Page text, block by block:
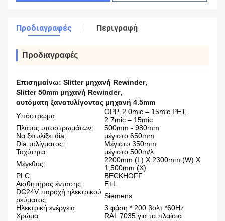
Προδιαγραφές Περιγραφή
Προδιαγραφές
Επισημαίνω: Slitter μηχανή Rewinder,
Slitter 50mm μηχανή Rewinder,
αυτόματη ξανατυλίγοντας μηχανή 4.5mm
Υπόστρωμα:
OPP. 2.0mic – 15mic PET.
2.7mic – 15mic
Πλάτος υποστρωμάτων:
500mm - 980mm
Να ξετυλίξει dia:
μέγιστο 650mm
Dia τυλίγματος.:
Μέγιστο 350mm
Ταχύτητα:
μέγιστο 500m/λ.
Μέγεθος:
2200mm (L) Χ 2300mm (W) Χ
1,500mm (Χ)
PLC:
BECKHOFF
Αισθητήρας έντασης:
E+L
DC24V παροχή ηλεκτρικού
ρεύματος:
Siemens
Ηλεκτρική ενέργεια:
3 φάση * 200 βολτ *60Hz
Χρώμα:
RAL 7035 για το πλαίσιο